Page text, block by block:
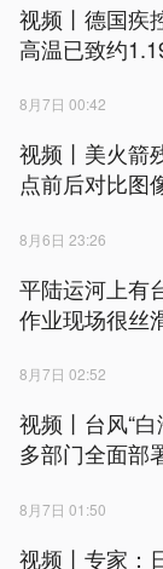
视频丨德国疾
高温已致约
8月7日 00:42
视频丨美火箭
点前后对比图
8月6日 23:26
平陆运河上有
作业现场很丝
8月7日 02:52
视频丨台风“
多部门全面部
8月7日 01:50
视频丨专家：